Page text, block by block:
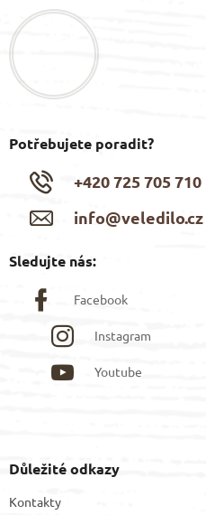
Potřebujete poradit?
+420 725 705 710
info@veledilo.cz
Sledujte nás:
Facebook
Instagram
Youtube
Důležité odkazy
Kontakty